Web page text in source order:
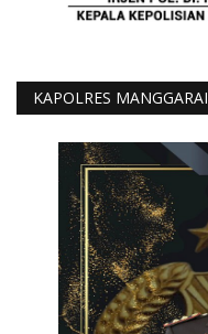
KAPOLRES MANGGARAI